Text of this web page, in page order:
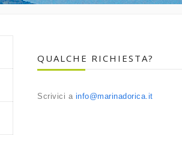
QUALCHE RICHIESTA?
Scrivici a info@marinadorica.it